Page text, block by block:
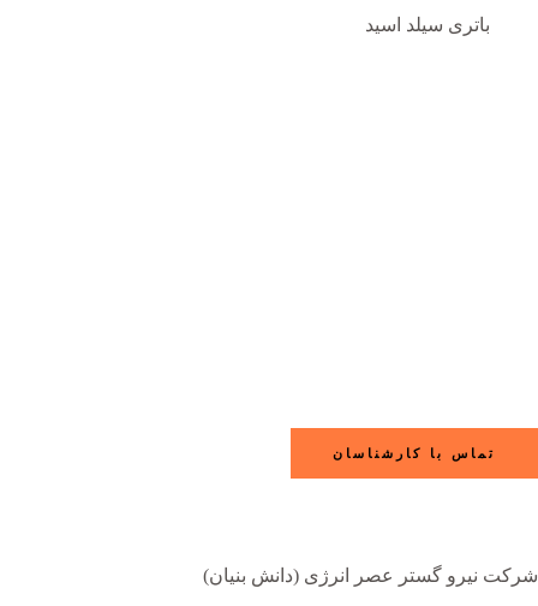
باتری سیلد اسید
تماس با کارشناسان
شرکت نیرو گستر عصر انرژی (دانش بنیان)